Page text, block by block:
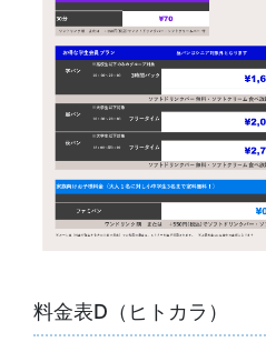
料金表D（ヒトカラ）